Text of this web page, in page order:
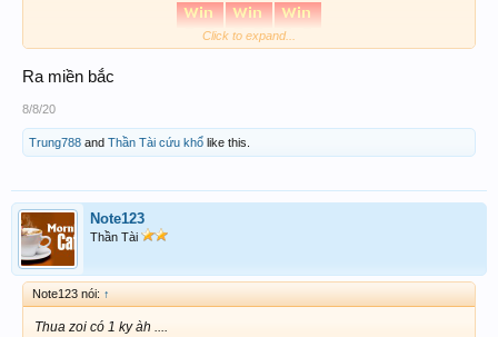
Click to expand...
Ra miền bắc
8/8/20
Trung788 and Thần Tài cứu khổ like this.
Note123
Thần Tài
Note123 nói: ↑
Thua zoi có 1 ky àh ....